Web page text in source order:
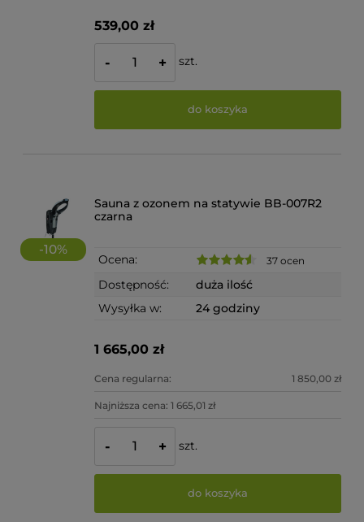
539,00 zł
- + szt.
do koszyka
-10%
Sauna z ozonem na statywie BB-007R2
czarna
Ocena: 37 ocen
Dostępność:
duża ilość
Wysyłka w:
24 godziny
1 665,00 zł
Cena regularna: 1 850,00 zł
Najniższa cena:1 665,01 zł
- + szt.
do koszyka